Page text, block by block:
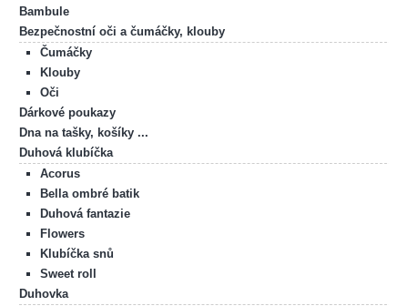
Bambule
Bezpečnostní oči a čumáčky, klouby
Čumáčky
Klouby
Oči
Dárkové poukazy
Dna na tašky, košíky ...
Duhová klubíčka
Acorus
Bella ombré batik
Duhová fantazie
Flowers
Klubíčka snů
Sweet roll
Duhovka